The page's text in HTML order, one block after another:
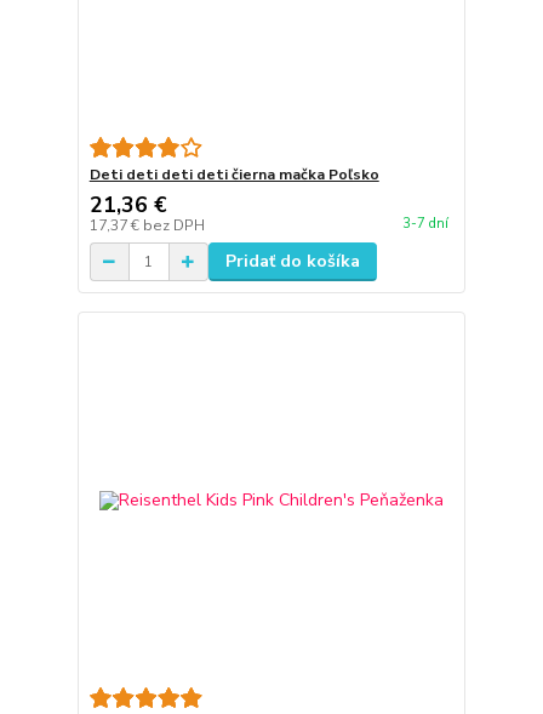
Deti deti deti deti čierna mačka Poľsko
21,36 €
17,37 € bez DPH 3-7 dní
Pridať do košíka